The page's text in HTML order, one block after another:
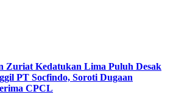
Zuriat Kedatukan Lima Puluh Desak
PT Socfindo, Soroti Dugaan
CPCL